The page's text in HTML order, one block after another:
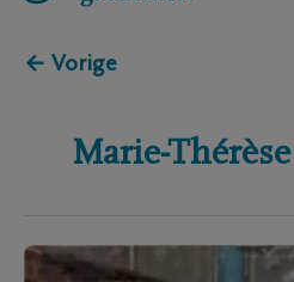
← Vorige
Marie-Thérèse